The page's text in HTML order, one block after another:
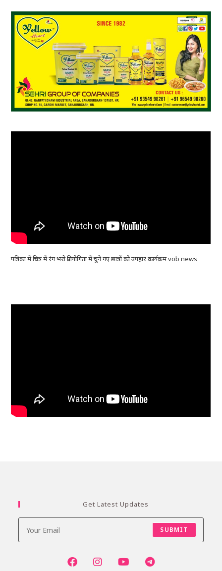
पत्रिका में चित्र में रंग भरो प्रतियोगिता में चुने गए छात्रों को उपहार कार्यक्रम vob news
Get Latest Updates
SUBMIT